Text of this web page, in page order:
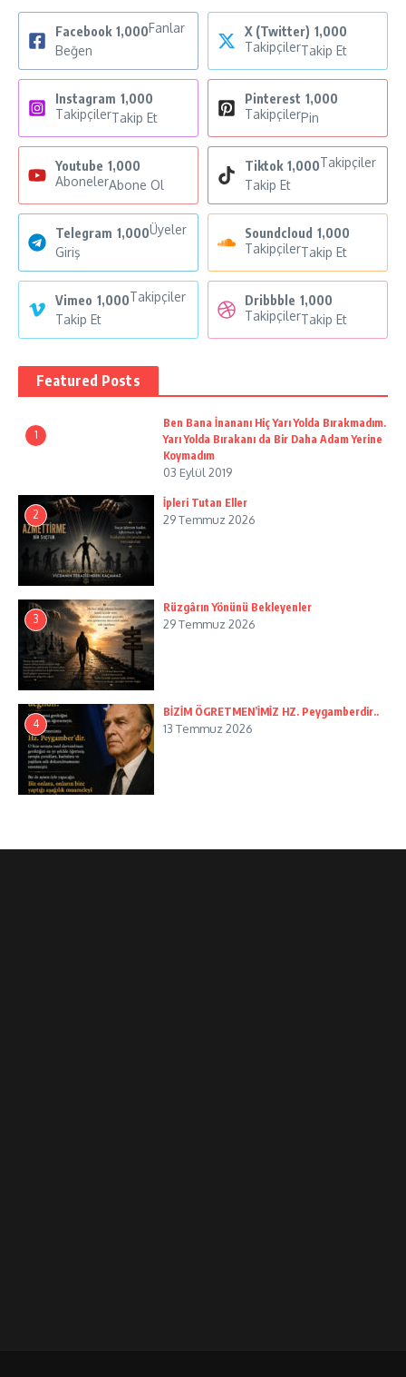
Facebook 1,000Fanlar
Beğen
X (Twitter) 1,000
TakipçilerTakip Et
Instagram 1,000
TakipçilerTakip Et
Pinterest 1,000
TakipçilerPin
Youtube 1,000
AbonelerAbone Ol
Tiktok 1,000Takipçiler
Takip Et
Telegram 1,000Üyeler
Giriş
Soundcloud 1,000
TakipçilerTakip Et
Vimeo 1,000Takipçiler
Takip Et
Dribbble 1,000
TakipçilerTakip Et
Featured Posts
1
Ben Bana İnananı Hiç Yarı Yolda Bırakmadım.
Yarı Yolda Bırakanı da Bir Daha Adam Yerine
Koymadım
03 Eylül 2019
2
İpleri Tutan Eller
29 Temmuz 2026
3
Rüzgârın Yönünü Bekleyenler
29 Temmuz 2026
4
BİZİM ÖGRETMEN’İMİZ HZ. Peygamberdir..
13 Temmuz 2026